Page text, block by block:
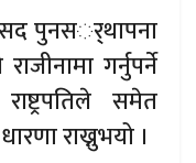
पुनसर््थापना
गर्नुपर्ने
समेत
राख्नुभयो ।